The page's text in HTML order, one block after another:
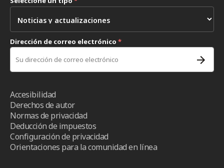
Dirección de correo electrónico *
Accesibilidad
Derechos de autor
Normas de privacidad
Deducción de impuestos
Configuración de privacidad
Orientaciones para la comunidad en línea